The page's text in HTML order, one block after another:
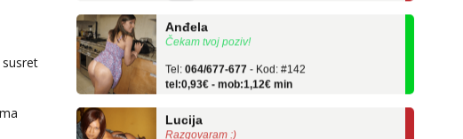
Čekam tvoj poziv!
tel:0,93€ - mob:1,12€ min
Razgovaram :)